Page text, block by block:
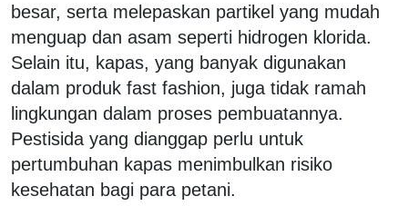
besar, serta melepaskan partikel yang mudah
menguap dan asam seperti hidrogen klorida.
Selain itu, kapas, yang banyak digunakan
dalam produk fast fashion, juga tidak ramah
lingkungan dalam proses pembuatannya.
Pestisida yang dianggap perlu untuk
pertumbuhan kapas menimbulkan risiko
kesehatan bagi para petani.